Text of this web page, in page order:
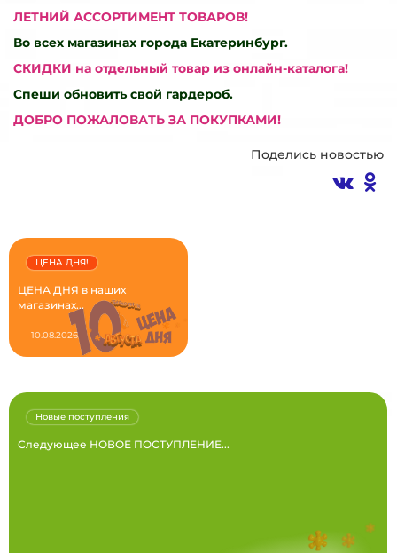
ЛЕТНИЙ АССОРТИМЕНТ ТОВАРОВ!
Во всех магазинах города Екатеринбург.
СКИДКИ на отдельный товар из онлайн-каталога!
Спеши обновить свой гардероб.
ДОБРО ПОЖАЛОВАТЬ ЗА ПОКУПКАМИ!
Поделись новостью
ЦЕНА ДНЯ в наших
магазинах...
ЦЕНА ДНЯ!
10.08.2026
Следующее НОВОЕ ПОСТУПЛЕНИЕ...
Новые поступления